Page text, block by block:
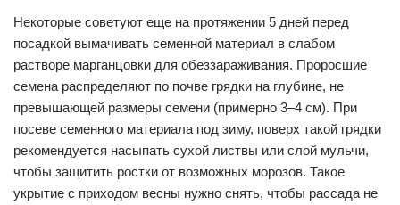
Некоторые советуют еще на протяжении 5 дней перед
посадкой вымачивать семенной материал в слабом
растворе марганцовки для обеззараживания. Проросшие
семена распределяют по почве грядки на глубине, не
превышающей размеры семени (примерно 3–4 см). При
посеве семенного материала под зиму, поверх такой грядки
рекомендуется насыпать сухой листвы или слой мульчи,
чтобы защитить ростки от возможных морозов. Такое
укрытие с приходом весны нужно снять, чтобы рассада не